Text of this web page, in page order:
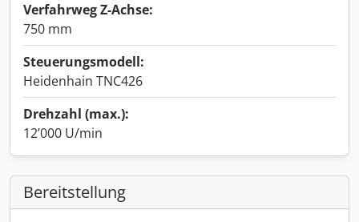
Verfahrweg Z-Achse:
750 mm
Steuerungsmodell:
Heidenhain TNC426
Drehzahl (max.):
12’000 U/min
Bereitstellung